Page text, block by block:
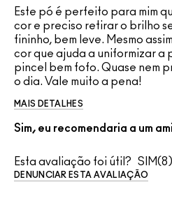
Este pó é perfeito para mim
cor e preciso retirar o brilho
fininho, bem leve. Mesmo
cor que ajuda a uniformizar a
pincel bem fofo. Quase nem
o dia. Vale muito a pena!
MAIS DETALHES
Sim, eu recomendaria a um
Esta avaliação foi útil? 8
DENUNCIAR ESTA AVALIAÇÃO